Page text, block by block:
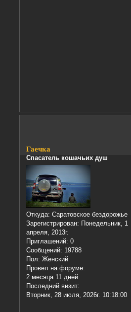
Гаечка
Спасатель кошачьих душ
Откуда: Саратовское бездорожье
Зарегистрирован: Понедельник, 1
апреля, 2013г.
Приглашений: 0
Сообщений: 19788
Пол: Женский
Провел на форуме:
2 месяца 11 дней
Последний визит:
Вторник, 28 июля, 2026г. 10:18:00